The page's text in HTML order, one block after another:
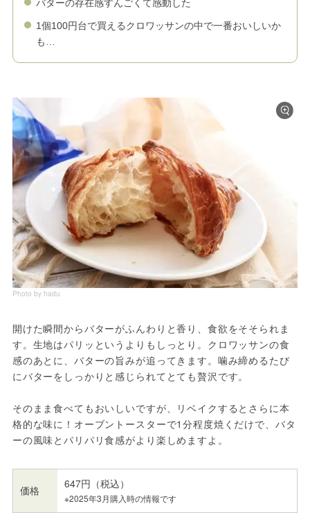
バターの存在感すんごくて感動した
1個100円台で買えるクロワッサンの中で一番おいしいか
も…
Photo by hadu
開けた瞬間からバターがふんわりと香り、食欲をそそられま
す。生地はパリッというよりもしっとり。クロワッサンの食
感のあとに、バターの旨みが追ってきます。噛み締めるたび
にバターをしっかりと感じられてとても贅沢です。
そのまま食べてもおいしいですが、リベイクするとさらに本
格的な味に！オーブントースターで1分程度焼くだけで、バタ
ーの風味とパリパリ食感がより楽しめますよ。
価格 647円（税込）
※2025年3月購入時の情報です